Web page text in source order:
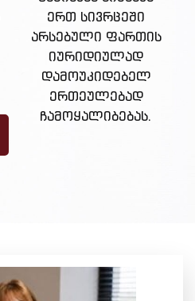
ერთ სივრცეში
არსებული ფართის
იურიდიულად
დამოუკიდებელ
ერთეულებად
ჩამოყალიბებას.